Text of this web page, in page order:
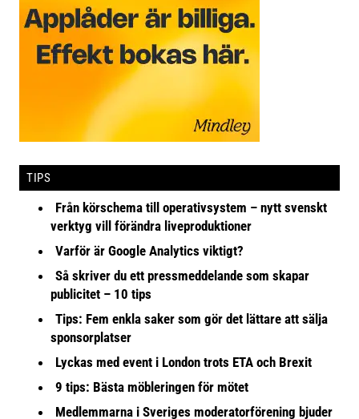
TIPS
Från körschema till operativsystem – nytt svenskt
verktyg vill förändra liveproduktioner
Varför är Google Analytics viktigt?
Så skriver du ett pressmeddelande som skapar
publicitet – 10 tips
Tips: Fem enkla saker som gör det lättare att sälja
sponsorplatser
Lyckas med event i London trots ETA och Brexit
9 tips: Bästa möbleringen för mötet
Medlemmarna i Sveriges moderatorförening bjuder